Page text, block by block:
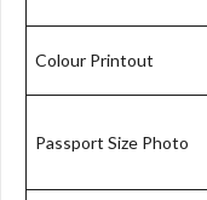
Colour Printout
Passport Size Photo